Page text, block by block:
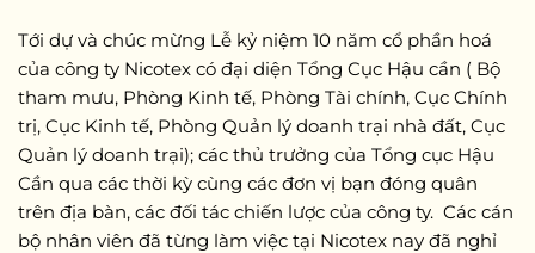
Tới dự và chúc mừng Lễ kỷ niệm 10 năm cổ phần hoá
của công ty Nicotex có đại diện Tổng Cục Hậu cần ( Bộ
tham mưu, Phòng Kinh tế, Phòng Tài chính, Cục Chính
trị, Cục Kinh tế, Phòng Quản lý doanh trại nhà đất, Cục
Quản lý doanh trại); các thủ trưởng của Tổng cục Hậu
Cần qua các thời kỳ cùng các đơn vị bạn đóng quân
trên địa bàn, các đối tác chiến lược của công ty. Các cán
bộ nhân viên đã từng làm việc tại Nicotex nay đã nghỉ